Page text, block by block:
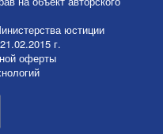
юстиции
г.
оферты